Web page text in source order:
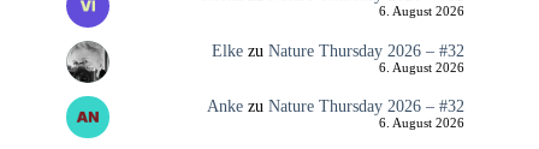
6. August 2026
Elkezu Nature Thursday 2026 – #32
6. August 2026
Ankezu Nature Thursday 2026 – #32
6. August 2026